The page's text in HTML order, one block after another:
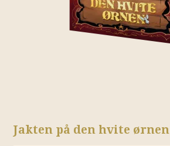
Jakten på den hvite ørnen